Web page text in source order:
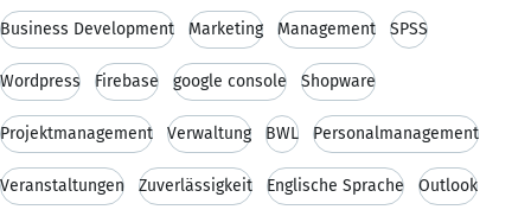
Business Development Marketing Management SPSS
Wordpress Firebase google console Shopware
Projektmanagement Verwaltung BWL Personalmanagement
Veranstaltungen Zuverlässigkeit Englische Sprache Outlook